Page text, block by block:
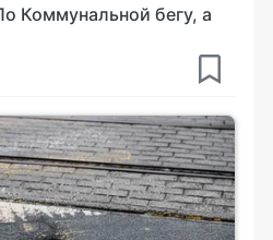
Коммунальной бегу, а